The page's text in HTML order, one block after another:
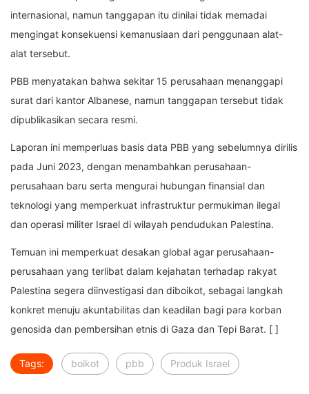
internasional, namun tanggapan itu dinilai tidak memadai
mengingat konsekuensi kemanusiaan dari penggunaan alat-
alat tersebut.
PBB menyatakan bahwa sekitar 15 perusahaan menanggapi
surat dari kantor Albanese, namun tanggapan tersebut tidak
dipublikasikan secara resmi.
Laporan ini memperluas basis data PBB yang sebelumnya dirilis
pada Juni 2023, dengan menambahkan perusahaan-
perusahaan baru serta mengurai hubungan finansial dan
teknologi yang memperkuat infrastruktur permukiman ilegal
dan operasi militer Israel di wilayah pendudukan Palestina.
Temuan ini memperkuat desakan global agar perusahaan-
perusahaan yang terlibat dalam kejahatan terhadap rakyat
Palestina segera diinvestigasi dan diboikot, sebagai langkah
konkret menuju akuntabilitas dan keadilan bagi para korban
genosida dan pembersihan etnis di Gaza dan Tepi Barat. [ ]
Tags: boikot pbb Produk Israel